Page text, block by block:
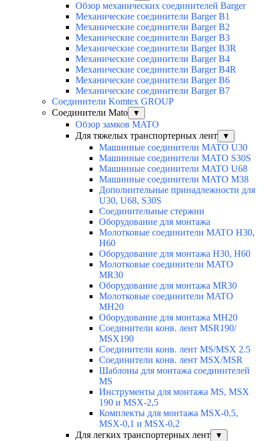
Обзор механических соединителей Barger
Механические соединители Barger B1
Механические соединители Barger B2
Механические соединители Barger B3
Механические соединители Barger B3R
Механические соединители Barger B4
Механические соединители Barger B4R
Механические соединители Barger B6
Механические соединители Barger B7
Соединители Komtex GROUP
Соединители Mato
▼
Обзор замков MATO
Для тяжелых транспортерных лент
▼
Машинные соединители MATO U30
Машинные соединители MATO S30S
Машинные соединители MATO U68
Машинные соединители MATO M38
Дополнительные принадлежности для
U30, U68, S30S
Соединительные стержни
Оборудование для монтажа
Молотковые соединители MATO H30,
H60
Оборудование для монтажа H30, H60
Молотковые соединители MATO
MR30
Оборудование для монтажа MR30
Молотковые соединители MATO
MH20
Оборудование для монтажа MH20
Соединители конв. лент MSR190/
MSX190
Соединители конв. лент MS/MSX 2.5
Соединители конв. лент MSX/MSR
Шаблоны для монтажа соединителей
MS
Инструменты для монтажа MS, MSX
190 и MSX-2,5
Комплекты для монтажа MSX-0,5,
MSX-0,1 и MSX-0,2
Для легких транспортерных лент
▼